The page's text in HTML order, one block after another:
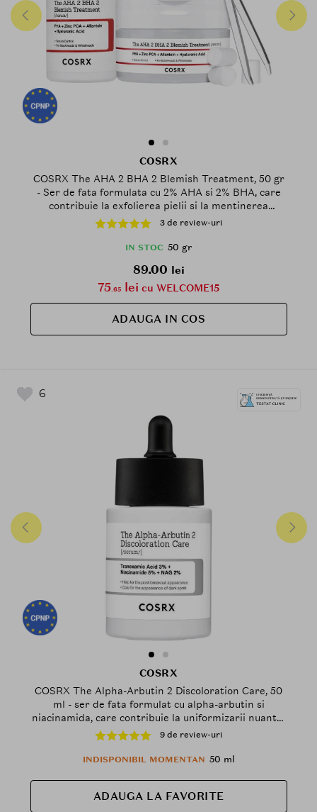
COSRX
COSRX The AHA 2 BHA 2 Blemish Treatment, 50 gr
- Ser de fata formulata cu 2% AHA si 2% BHA, care
contribuie la exfolierea pielii si la mentinerea
confortului pielii
3 de review-uri
IN STOC 50 gr
89.00 lei
75.65 lei cu WELCOME15
ADAUGA IN COS
6
COSRX
COSRX The Alpha-Arbutin 2 Discoloration Care, 50
ml - ser de fata formulat cu alpha-arbutin si
niacinamida, care contribuie la uniformizarii nuantei
pielii si la reducerea aspectului petelor post-acnee si
al hiperpigmentarii
9 de review-uri
INDISPONIBIL MOMENTAN 50 ml
ADAUGA LA FAVORITE